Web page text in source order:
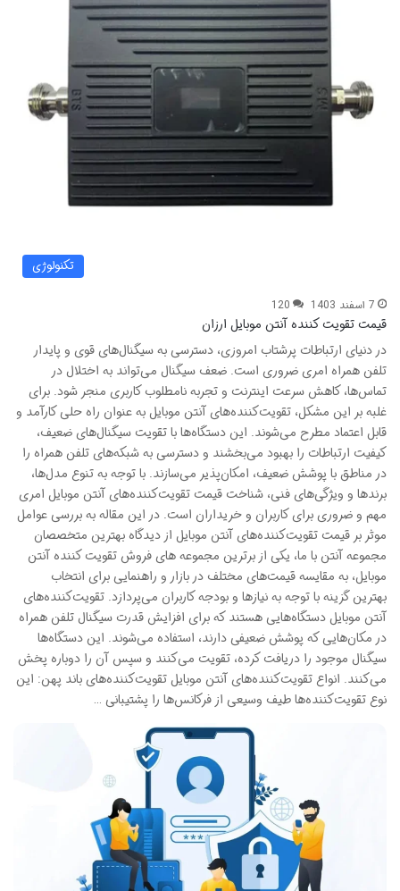
تکنولوژی
7 اسفند 1403 120
قیمت تقویت کننده آنتن موبایل ارزان
در دنیای ارتباطات پرشتاب امروزی، دسترسی به سیگنال‌های قوی و پایدار
تلفن همراه امری ضروری است. ضعف سیگنال می‌تواند به اختلال در
تماس‌ها، کاهش سرعت اینترنت و تجربه نامطلوب کاربری منجر شود. برای
غلبه بر این مشکل، تقویت‌کننده‌های آنتن موبایل به عنوان راه حلی کارآمد و
قابل اعتماد مطرح می‌شوند. این دستگاه‌ها با تقویت سیگنال‌های ضعیف،
کیفیت ارتباطات را بهبود می‌بخشند و دسترسی به شبکه‌های تلفن همراه را
در مناطق با پوشش ضعیف، امکان‌پذیر می‌سازند. با توجه به تنوع مدل‌ها،
برندها و ویژگی‌های فنی، شناخت قیمت تقویت‌کننده‌های آنتن موبایل امری
مهم و ضروری برای کاربران و خریداران است. در این مقاله به بررسی عوامل
موثر بر قیمت تقویت‌کننده‌های آنتن موبایل از دیدگاه بهترین متخصصان
مجموعه آنتن با ما، یکی از برترین مجموعه های فروش تقویت کننده آنتن
موبایل، به مقایسه قیمت‌های مختلف در بازار و راهنمایی برای انتخاب
بهترین گزینه با توجه به نیازها و بودجه کاربران می‌پردازد. تقویت‌کننده‌های
آنتن موبایل دستگاه‌هایی هستند که برای افزایش قدرت سیگنال تلفن همراه
در مکان‌هایی که پوشش ضعیفی دارند، استفاده می‌شوند. این دستگاه‌ها
سیگنال موجود را دریافت کرده، تقویت می‌کنند و سپس آن را دوباره پخش
می‌کنند. انواع تقویت‌کننده‌های آنتن موبایل تقویت‌کننده‌های باند پهن: این
نوع تقویت‌کننده‌ها طیف وسیعی از فرکانس‌ها را پشتیبانی …